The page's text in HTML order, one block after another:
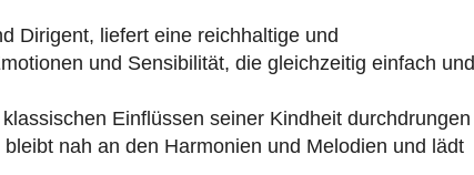
Dirigent, liefert eine reichhaltige und
und Sensibilität, die gleichzeitig einfach und
Einflüssen seiner Kindheit durchdrungen
nah an den Harmonien und Melodien und lädt